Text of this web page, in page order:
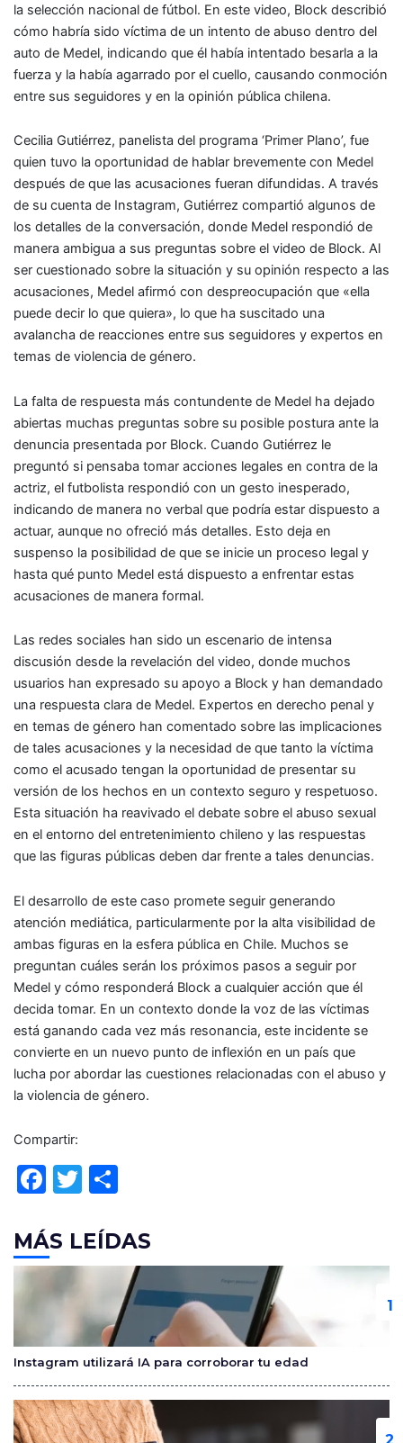
la selección nacional de fútbol. En este video, Block describió
cómo habría sido víctima de un intento de abuso dentro del
auto de Medel, indicando que él había intentado besarla a la
fuerza y la había agarrado por el cuello, causando conmoción
entre sus seguidores y en la opinión pública chilena.
Cecilia Gutiérrez, panelista del programa ‘Primer Plano’, fue
quien tuvo la oportunidad de hablar brevemente con Medel
después de que las acusaciones fueran difundidas. A través
de su cuenta de Instagram, Gutiérrez compartió algunos de
los detalles de la conversación, donde Medel respondió de
manera ambigua a sus preguntas sobre el video de Block. Al
ser cuestionado sobre la situación y su opinión respecto a las
acusaciones, Medel afirmó con despreocupación que «ella
puede decir lo que quiera», lo que ha suscitado una
avalancha de reacciones entre sus seguidores y expertos en
temas de violencia de género.
La falta de respuesta más contundente de Medel ha dejado
abiertas muchas preguntas sobre su posible postura ante la
denuncia presentada por Block. Cuando Gutiérrez le
preguntó si pensaba tomar acciones legales en contra de la
actriz, el futbolista respondió con un gesto inesperado,
indicando de manera no verbal que podría estar dispuesto a
actuar, aunque no ofreció más detalles. Esto deja en
suspenso la posibilidad de que se inicie un proceso legal y
hasta qué punto Medel está dispuesto a enfrentar estas
acusaciones de manera formal.
Las redes sociales han sido un escenario de intensa
discusión desde la revelación del video, donde muchos
usuarios han expresado su apoyo a Block y han demandado
una respuesta clara de Medel. Expertos en derecho penal y
en temas de género han comentado sobre las implicaciones
de tales acusaciones y la necesidad de que tanto la víctima
como el acusado tengan la oportunidad de presentar su
versión de los hechos en un contexto seguro y respetuoso.
Esta situación ha reavivado el debate sobre el abuso sexual
en el entorno del entretenimiento chileno y las respuestas
que las figuras públicas deben dar frente a tales denuncias.
El desarrollo de este caso promete seguir generando
atención mediática, particularmente por la alta visibilidad de
ambas figuras en la esfera pública en Chile. Muchos se
preguntan cuáles serán los próximos pasos a seguir por
Medel y cómo responderá Block a cualquier acción que él
decida tomar. En un contexto donde la voz de las víctimas
está ganando cada vez más resonancia, este incidente se
convierte en un nuevo punto de inflexión en un país que
lucha por abordar las cuestiones relacionadas con el abuso y
la violencia de género.
Compartir:
F
c
e
b
o
k
T
itt
er
m
p
ar
tir
MÁS LEÍDAS
Instagram utilizará IA para corroborar tu edad